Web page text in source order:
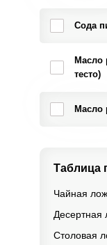
Сода
Масло
тесто)
Масло
Таблица
Чайная
Десертная
Столовая